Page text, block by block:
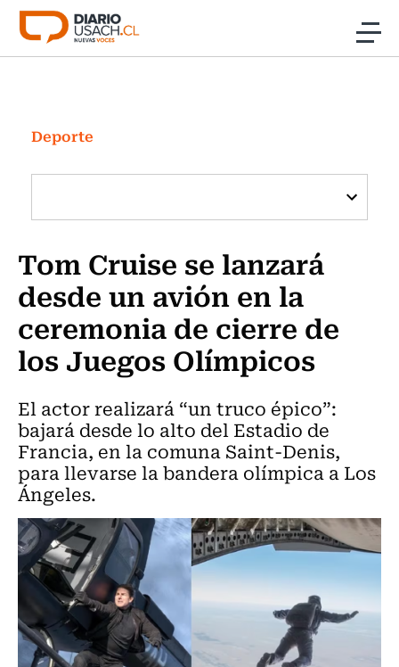
Click acá para ir directamente al contenido
Investigación
Cultura
Programas Radio y TV Usach
Deporte
Tom Cruise se lanzará
desde un avión en la
ceremonia de cierre de
los Juegos Olímpicos
El actor realizará “un truco épico”:
bajará desde lo alto del Estadio de
Francia, en la comuna Saint-Denis,
para llevarse la bandera olímpica a Los
Ángeles.